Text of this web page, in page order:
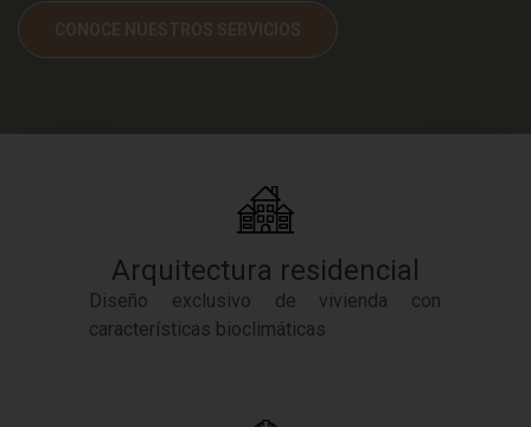
CONOCE NUESTROS SERVICIOS
Arquitectura residencial
Diseño exclusivo de vivienda con
características bioclimáticas